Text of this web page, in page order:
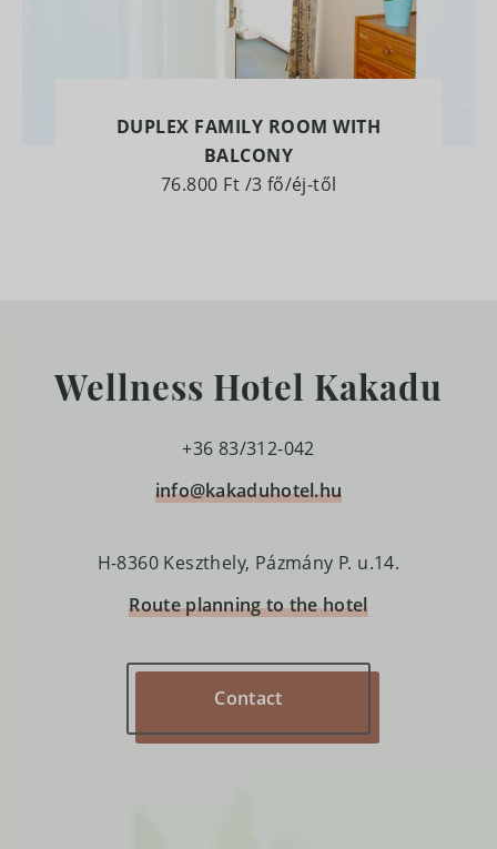
DUPLEX FAMILY ROOM WITH
BALCONY
76.800 Ft /3 fő/éj-től
Wellness Hotel Kakadu
+36 83/312-042
info@kakaduhotel.hu
H-8360 Keszthely, Pázmány P. u.14.
Route planning to the hotel